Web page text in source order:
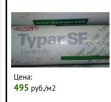
Цена:
495 руб./м2